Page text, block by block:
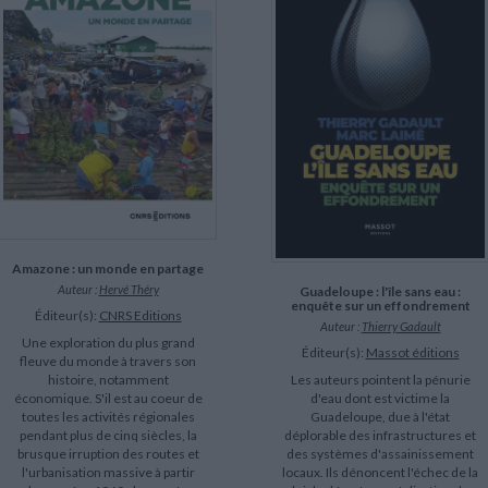
Amazone : un monde en partage
Auteur : Hervé Théry
Éditeur(s): CNRS Editions
Une exploration du plus grand
fleuve du monde à travers son
histoire, notamment
économique. S'il est au coeur de
toutes les activités régionales
pendant plus de cinq siècles, la
brusque irruption des routes et
l'urbanisation massive à partir
Guadeloupe : l'île sans eau :
enquête sur un effondrement
Auteur : Thierry Gadault
Éditeur(s): Massot éditions
Les auteurs pointent la pénurie
d'eau dont est victime la
Guadeloupe, due à l'état
déplorable des infrastructures et
des systèmes d'assainissement
locaux. Ils dénoncent l'échec de la